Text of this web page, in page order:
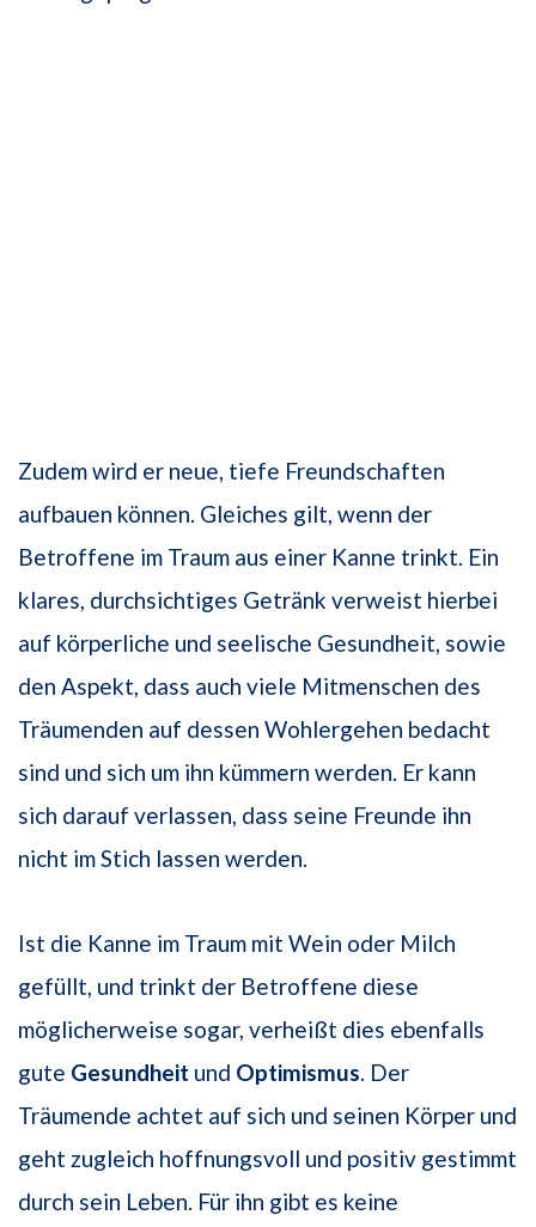
Zudem wird er neue, tiefe Freundschaften
aufbauen können. Gleiches gilt, wenn der
Betroffene im Traum aus einer Kanne trinkt. Ein
klares, durchsichtiges Getränk verweist hierbei
auf körperliche und seelische Gesundheit, sowie
den Aspekt, dass auch viele Mitmenschen des
Träumenden auf dessen Wohlergehen bedacht
sind und sich um ihn kümmern werden. Er kann
sich darauf verlassen, dass seine Freunde ihn
nicht im Stich lassen werden.
Ist die Kanne im Traum mit Wein oder Milch
gefüllt, und trinkt der Betroffene diese
möglicherweise sogar, verheißt dies ebenfalls
gute Gesundheit und Optimismus. Der
Träumende achtet auf sich und seinen Körper und
geht zugleich hoffnungsvoll und positiv gestimmt
durch sein Leben. Für ihn gibt es keine